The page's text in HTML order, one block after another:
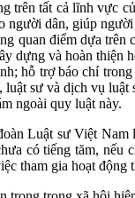
trên tất cả lĩnh vực
dân, giúp
quan điểm dựa
dựng và hoàn
hỗ trợ báo chí
sư và dịch vụ
ngoài quy luật này.
Luật sư Việt
có tiếng tăm,
tham gia hoạt